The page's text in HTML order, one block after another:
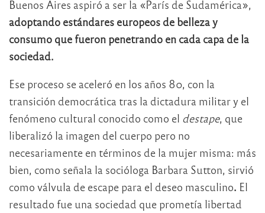
Buenos Aires aspiró a ser la «París de Sudamérica»,
adoptando estándares europeos de belleza y
consumo que fueron penetrando en cada capa de la
sociedad.
Ese proceso se aceleró en los años 80, con la
transición democrática tras la dictadura militar y el
fenómeno cultural conocido como el destape, que
liberalizó la imagen del cuerpo pero no
necesariamente en términos de la mujer misma: más
bien, como señala la socióloga Barbara Sutton, sirvió
como válvula de escape para el deseo masculino. El
resultado fue una sociedad que prometía libertad